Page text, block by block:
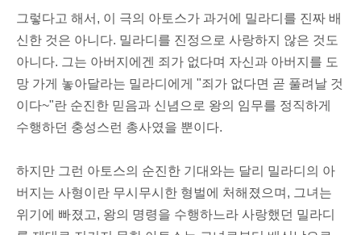
그렇다고 해서, 이 극의 아토스가 과거에 밀라디를 진짜 배
신한 것은 아니다. 밀라디를 진정으로 사랑하지 않은 것도
아니다. 그는 아버지에겐 죄가 없다며 자신과 아버지를 도
망 가게 놓아달라는 밀라디에게 "죄가 없다면 곧 풀려날 것
이다~"란 순진한 믿음과 신념으로 왕의 임무를 정직하게
수행하던 충성스런 총사였을 뿐이다.
하지만 그런 아토스의 순진한 기대와는 달리 밀라디의 아
버지는 사형이란 무시무시한 형벌에 처해졌으며, 그녀는
위기에 빠졌고, 왕의 명령을 수행하느라 사랑했던 밀라디